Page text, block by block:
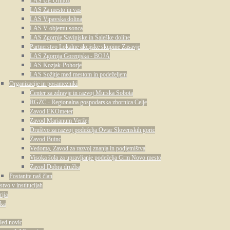
LAS Za mesto in vas
LAS Vipavska dolina
LAS V objemu sonca
LAS Zgornje Savinjske in Šaleške doline
Partnerstvo Lokalne akcijske skupine Zasavje
LAS Zgornja Gorenjska - BOJA
LAS Kozjak-Pohorje
LAS Sožitje med mestom in podeželjem
Organizacije in posamezniki
Center za zdravje in razvoj Murska Sobota
RGZC - Regionalna gospodarska zbornica Celje
Zavod EKOmeter
Zavod Marianum Veržej
Društvo za razvoj podeželja Ovtar Slovenskih goric
Zavod Buinc
Vedoma, Zavod za razvoj znanja in podjetništva
Visoka šola za upravljanje podeželja Grm Novo mesto
Zavod Dobra družba
Postanite naš član
v institucijah
novic